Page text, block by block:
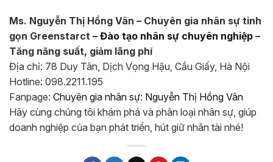
Ms. Nguyễn Thị Hồng Vân – Chuyên gia nhân sự tinh
gọn Greenstarct – Đào tạo nhân sự chuyên nghiệp –
Tăng năng suất, giảm lãng phí
Địa chỉ: 78 Duy Tân, Dịch Vọng Hậu, Cầu Giấy, Hà Nội
Hotline: 098.2211.195
Fanpage: Chuyên gia nhân sự: Nguyễn Thị Hồng Vân
Hãy cùng chúng tôi khám phá và phân loại nhân sự, giúp
doanh nghiệp của bạn phát triển, hút giữ nhân tài nhé!